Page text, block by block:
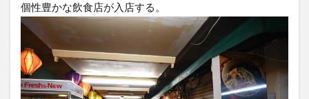
個性豊かな飲食店が入店する。